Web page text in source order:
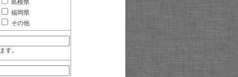
島根県
福岡県
その他
す。